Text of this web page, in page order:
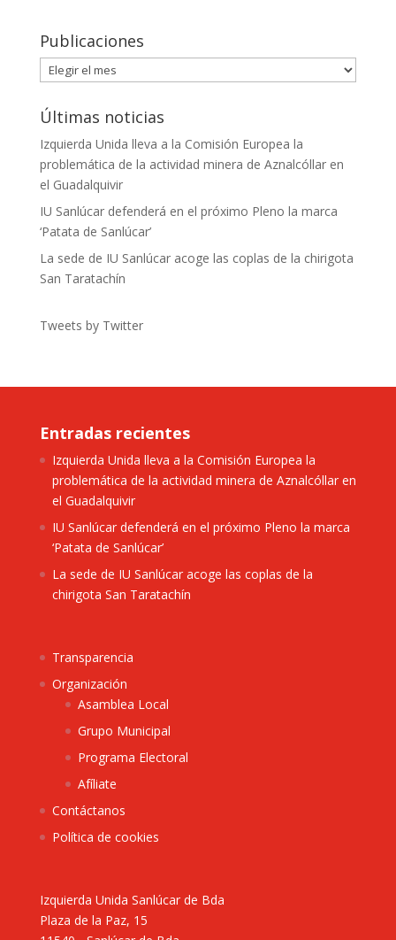
Publicaciones
Publicaciones
Últimas noticias
Izquierda Unida lleva a la Comisión Europea la
problemática de la actividad minera de Aznalcóllar en
el Guadalquivir
IU Sanlúcar defenderá en el próximo Pleno la marca
‘Patata de Sanlúcar’
La sede de IU Sanlúcar acoge las coplas de la chirigota
San Taratachín
Tweets by Twitter
Entradas recientes
Izquierda Unida lleva a la Comisión Europea la
problemática de la actividad minera de Aznalcóllar en
el Guadalquivir
IU Sanlúcar defenderá en el próximo Pleno la marca
‘Patata de Sanlúcar’
La sede de IU Sanlúcar acoge las coplas de la
chirigota San Taratachín
Transparencia
Organización
Asamblea Local
Grupo Municipal
Programa Electoral
Afíliate
Contáctanos
Política de cookies
Izquierda Unida Sanlúcar de Bda
Plaza de la Paz, 15